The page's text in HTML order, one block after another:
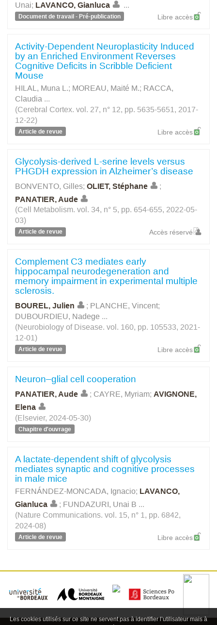
Unai; LAVANCO, Gianluca ...
Document de travail - Pré-publication Libre accès
Activity-Dependent Neuroplasticity Induced
by an Enriched Environment Reverses
Cognitive Deficits in Scribble Deficient
Mouse
HILAL, Muna L.; MOREAU, Maité M.; RACCA,
Claudia ...
(Cerebral Cortex. vol. 27, n° 12, pp. 5635-5651, 2017-
12-22)
Article de revue Libre accès
Glycolysis-derived L-serine levels versus
PHGDH expression in Alzheimer’s disease
BONVENTO, Gilles; OLIET, Stéphane
;
PANATIER, Aude
(Cell Metabolism. vol. 34, n° 5, pp. 654-655, 2022-05-
03)
Article de revue Accès réservé
Complement C3 mediates early
hippocampal neurodegeneration and
memory impairment in experimental multiple
sclerosis.
BOUREL, Julien ; PLANCHE, Vincent;
DUBOURDIEU, Nadege ...
(Neurobiology of Disease. vol. 160, pp. 105533, 2021-
12-01)
Article de revue Libre accès
Neuron–glial cell cooperation
PANATIER, Aude ; CAYRE, Myriam; AVIGNONE,
Elena
(Elsevier, 2024-05-30)
Chapitre d'ouvrage
A lactate-dependent shift of glycolysis
mediates synaptic and cognitive processes
in male mice
FERNÁNDEZ-MONCADA, Ignacio; LAVANCO,
Gianluca
; FUNDAZURI, Unai B ...
(Nature Communications. vol. 15, n° 1, pp. 6842,
2024-08)
Article de revue Libre accès
Les cookies utilisés sur ce site ne servent pas à identifier l’utilisateur mais à